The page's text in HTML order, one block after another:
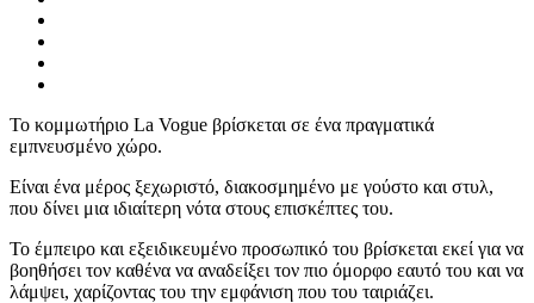
Το κομμωτήριο La Vogue βρίσκεται σε ένα πραγματικά
εμπνευσμένο χώρο.
Είναι ένα μέρος ξεχωριστό, διακοσμημένο με γούστο και στυλ,
που δίνει μια ιδιαίτερη νότα στους επισκέπτες του.
Το έμπειρο και εξειδικευμένο προσωπικό του βρίσκεται εκεί για να
βοηθήσει τον καθένα να αναδείξει τον πιο όμορφο εαυτό του και να
λάμψει, χαρίζοντας του την εμφάνιση που του ταιριάζει.